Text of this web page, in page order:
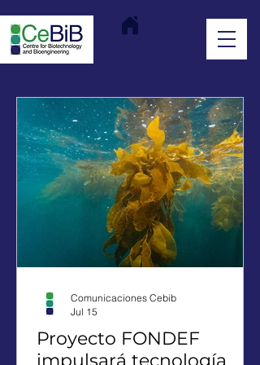
Proyecto FONDEF
impulsará tecnología
Comunicaciones Cebib
Jul 15